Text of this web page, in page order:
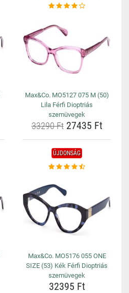
Max&Co. MO5127 075 M (50)
Lila Férfi Dioptriás
szemüvegek
33290 Ft27435 Ft
ÚJDONSÁG
Max&Co. MO5176 055 ONE
SIZE (53) Kék Férfi Dioptriás
szemüvegek
32395 Ft